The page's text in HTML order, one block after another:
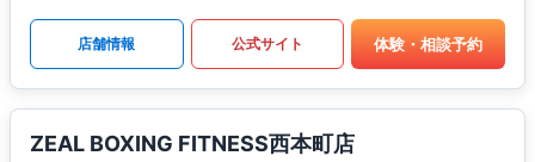
店舗情報 公式サイト 体験・相談予約
ZEAL BOXING FITNESS西本町店